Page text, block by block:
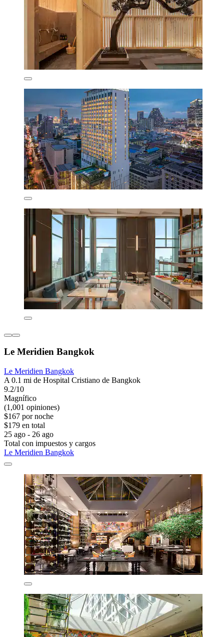
Le Meridien Bangkok
Le Meridien Bangkok
A 0.1 mi de Hospital Cristiano de Bangkok
9.2/10
Magnífico
(1,001 opiniones)
$167 por noche
$179 en total
25 ago - 26 ago
Total con impuestos y cargos
Le Meridien Bangkok